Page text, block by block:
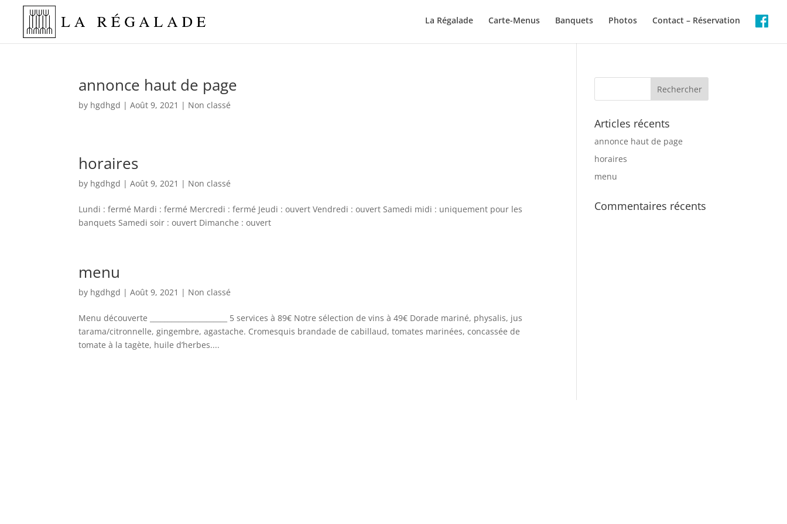
La Régalade Carte-Menus Banquets Photos Contact – Réservation
annonce haut de page
by hgdhgd |Août 9, 2021 | Non classé
horaires
by hgdhgd |Août 9, 2021 | Non classé
Lundi : fermé Mardi : fermé Mercredi : fermé Jeudi : ouvert Vendredi : ouvert Samedi midi : uniquement pour les
banquets Samedi soir : ouvert Dimanche : ouvert
menu
by hgdhgd |Août 9, 2021 | Non classé
Menu découverte ______________________ 5 services à 89€ Notre sélection de vins à 49€ Dorade mariné, physalis, jus
tarama/citronnelle, gingembre, agastache. Cromesquis brandade de cabillaud, tomates marinées, concassée de
tomate à la tagète, huile d’herbes....
Articles récents
annonce haut de page
horaires
menu
Commentaires récents